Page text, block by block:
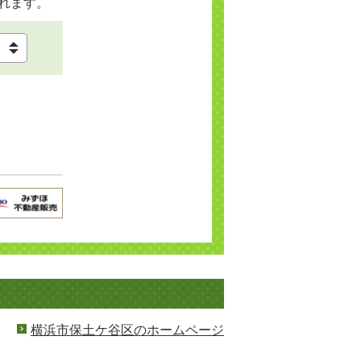
ます。
横浜市保土ケ谷区のホームページ